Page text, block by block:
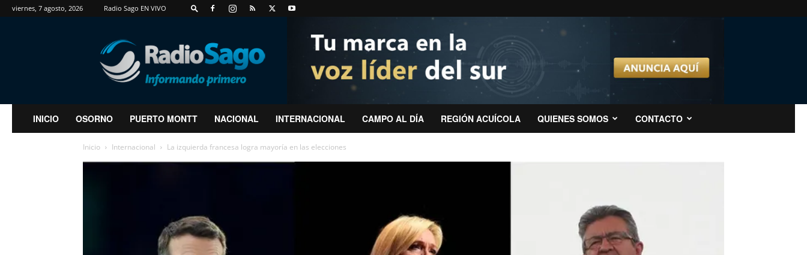
viernes, 7 agosto, 2026 Radio Sago EN VIVO
RadioSago
INICIO OSORNO PUERTO MONTT NACIONAL INTERNACIONAL CAMPO AL DÍA REGIÓN ACUÍCOLA QUIENES SOMOS CONTACTO
Inicio Internacional La izquierda francesa logra mayoría en las elecciones